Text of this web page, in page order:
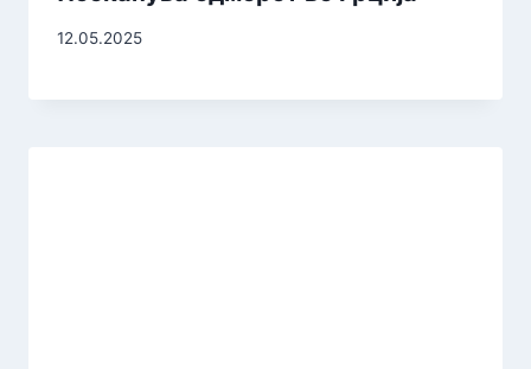
12.05.2025